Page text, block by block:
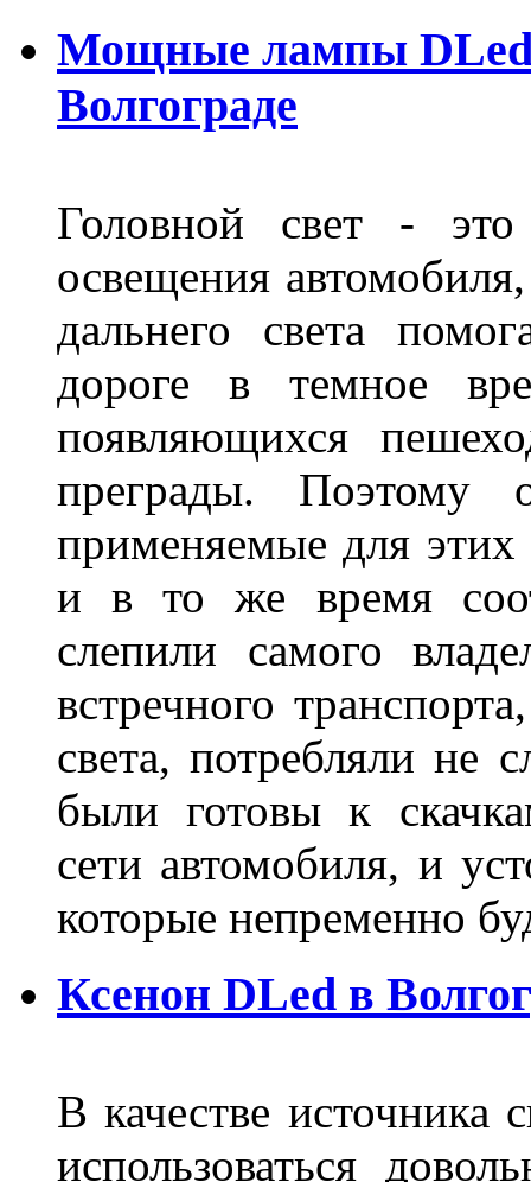
Мощные лампы DLed
Волгограде
Головной свет -
освещения
дальнего света
дороге в темное
появляющихся
преграды. Поэтому
применяемые для
и в то же время
слепили самого
встречного
света, потребляли не
были готовы к
сети автомобиля, и
которые непременно
Ксенон DLed в
В качестве источника
использоваться